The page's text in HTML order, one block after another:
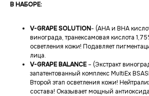
В НАБОРЕ:
V-GRAPE SOLUTION- (АНА и ВНА
винограда, транексамовая кислота
осветления кожи! Подавляет
лица.
V-GRAPE BALANCE– (Экстракт
запатентованный комплекс MultiEx
Второй этап осветления кожи!
состава! Оказывает мощный